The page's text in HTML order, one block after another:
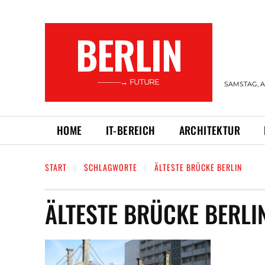
BERLIN
———→ FUTURE SAMSTAG,
HOME IT-BEREICH ARCHITEKTUR
START SCHLAGWORTE ÄLTESTE BRÜCKE BERLIN
ÄLTESTE BRÜCKE